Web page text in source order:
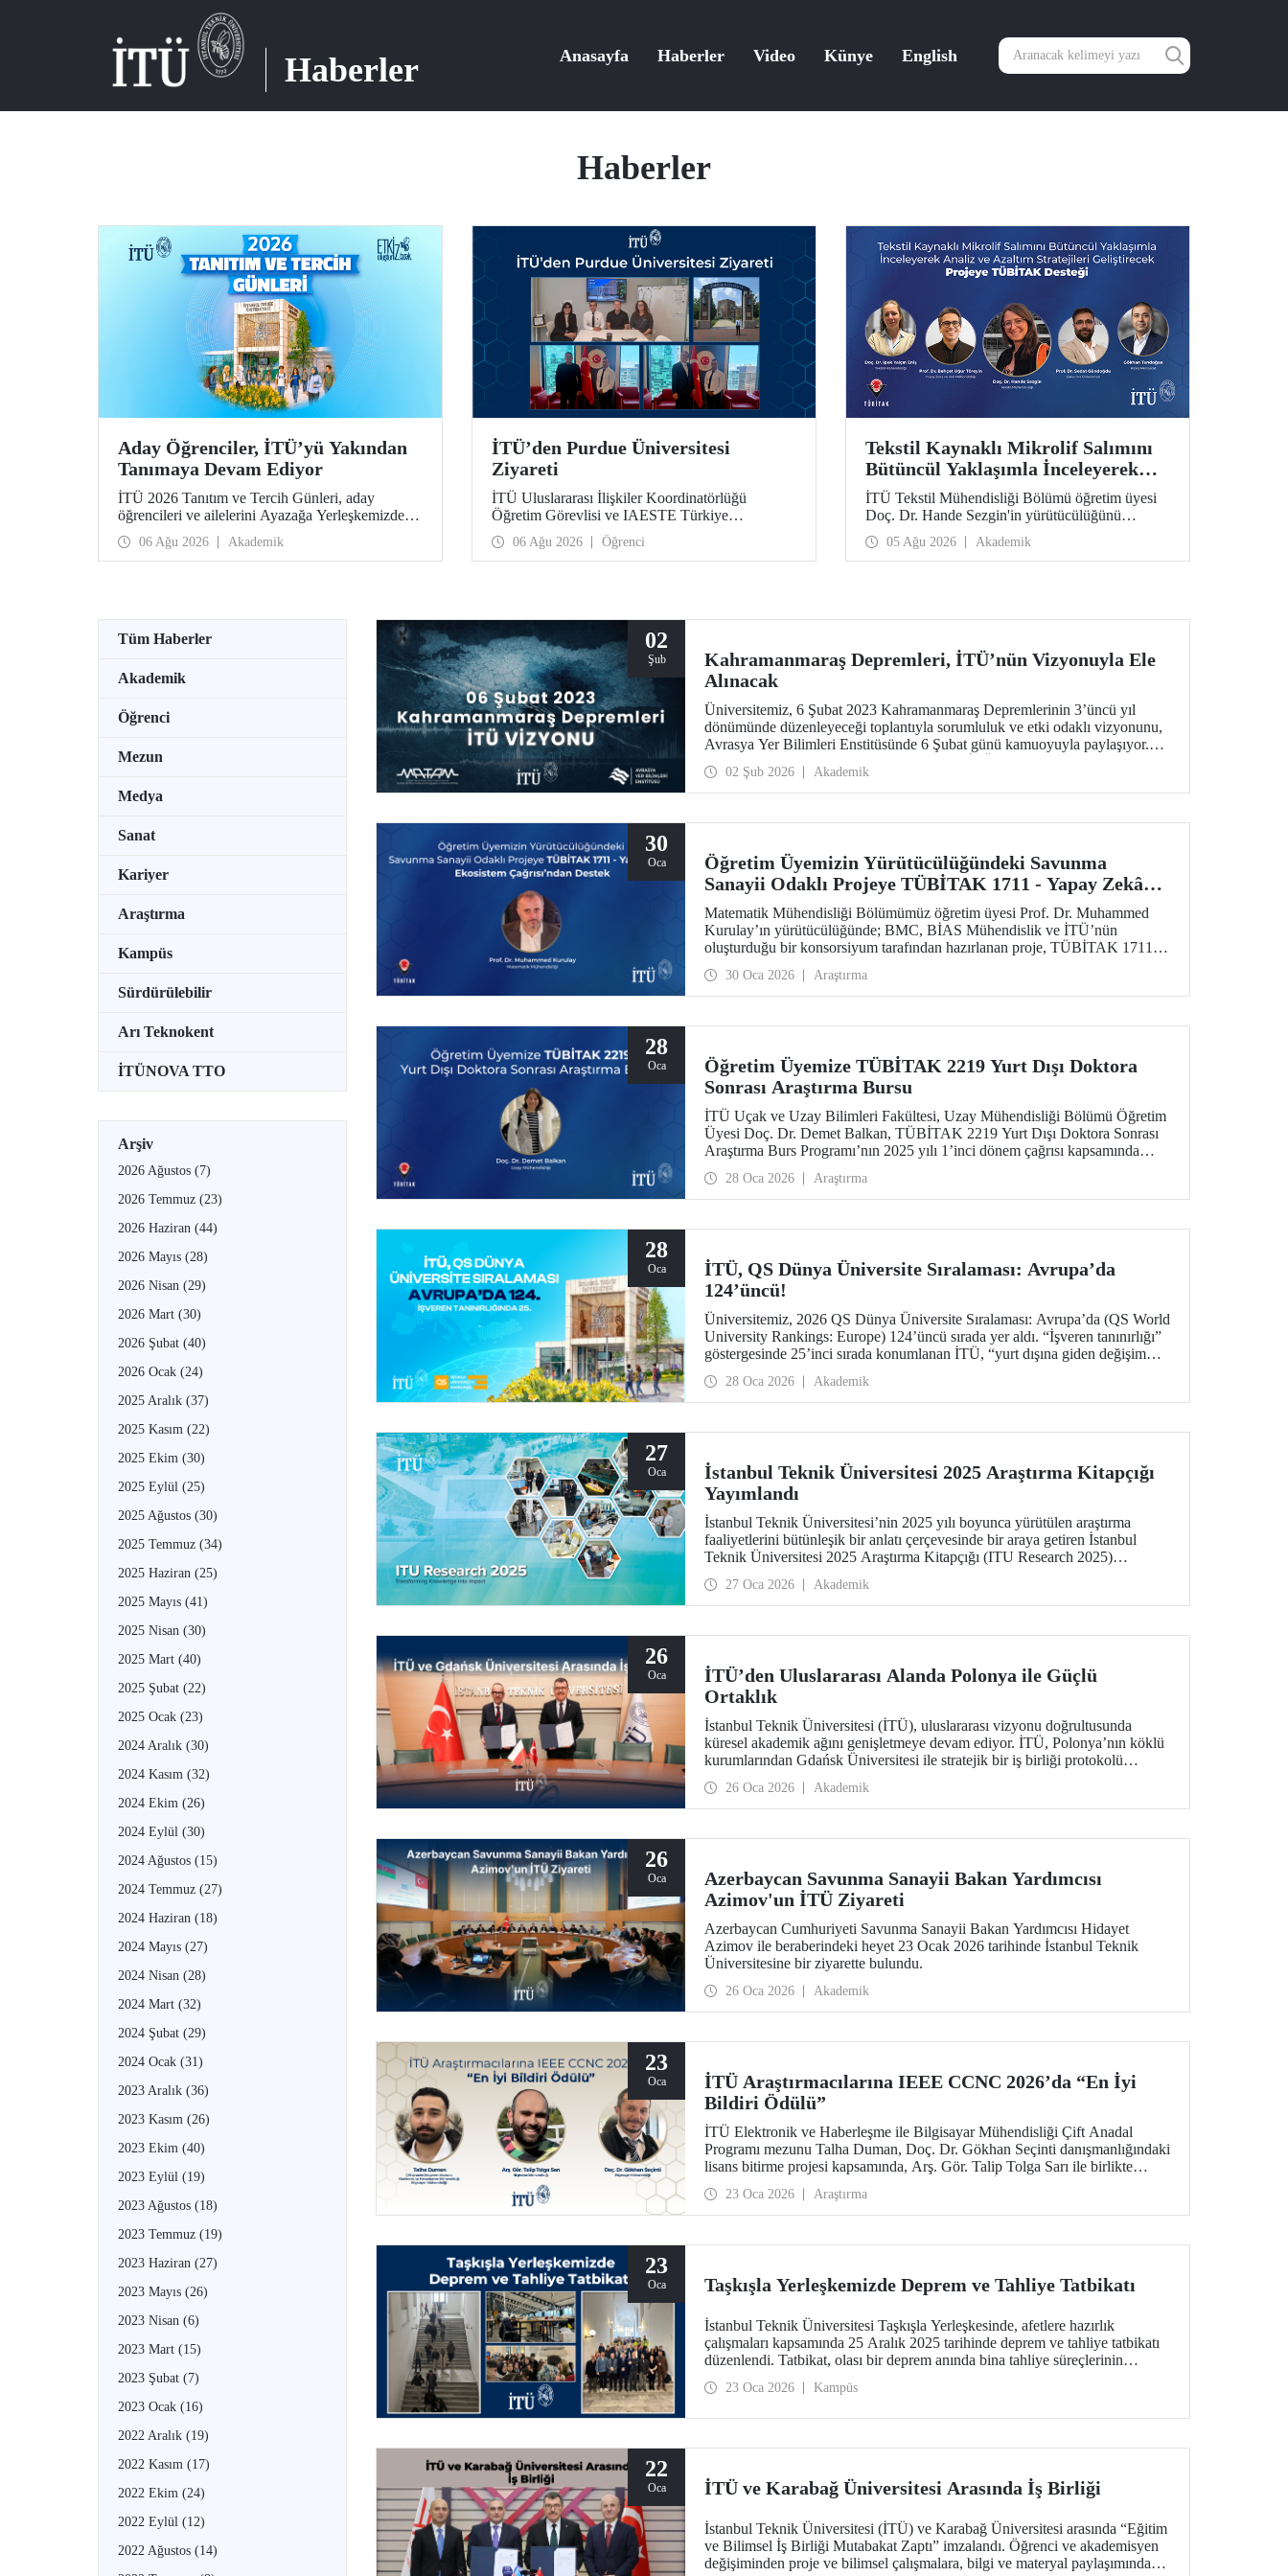
Haberler Anasayfa Haberler Video Künye English
Haberler
Aday Öğrenciler, İTÜ’yü Yakından
Tanımaya Devam Ediyor
İTÜ 2026 Tanıtım ve Tercih Günleri, aday
öğrencileri ve ailelerini Ayazağa Yerleşkemizde
ağırlamaya devam ediyor. Tanıtım ve Tercih
Günleri 7 Ağustos’ta tamamlanacak, ilgili fakülte
ve birimler adaylara bilgi vermeye devam edecek.
06 Ağu 2026 Akademik
İTÜ’den Purdue Üniversitesi
Ziyareti
İTÜ Uluslararası İlişkiler Koordinatörlüğü
Öğretim Görevlisi ve IAESTE Türkiye
Sorumlusu Cahit Okan, akademik ilişkileri ve iş
birliğini geliştirmek amacıyla 20-27 Temmuz
tarihlerinde ABD’de dünyanın önde gelen
06 Ağu 2026 Öğrenci
Tekstil Kaynaklı Mikrolif Salımını
Bütüncül Yaklaşımla İnceleyerek
Analiz ve Azaltım Stratejileri
Geliştirecek Projeye TÜBİTAK
Desteği
İTÜ Tekstil Mühendisliği Bölümü öğretim üyesi
Doç. Dr. Hande Sezgin'in yürütücülüğünü
üstlendiği “Sürdürülebilir Pamuk ve Polyester
Esaslı Tekstil Ürünlerinde Kullanım Koşullarına
Bağlı Mikrolif Salımı: Aşınma, UV Maruziyeti ve
proje, TÜBİTAK 2515 – COST Aksiyon Üyeleri
desteklenmeye hak kazandı.
05 Ağu 2026 Akademik
Tüm Haberler
Akademik
Öğrenci
Mezun
Medya
Sanat
Kariyer
Araştırma
Kampüs
Sürdürülebilir
Arı Teknokent
İTÜNOVA TTO
Arşiv
2026 Ağustos (7)
2026 Temmuz (23)
2026 Haziran (44)
2026 Mayıs (28)
2026 Nisan (29)
2026 Mart (30)
2026 Şubat (40)
2026 Ocak (24)
2025 Aralık (37)
2025 Kasım (22)
2025 Ekim (30)
2025 Eylül (25)
2025 Ağustos (30)
2025 Temmuz (34)
2025 Haziran (25)
2025 Mayıs (41)
2025 Nisan (30)
2025 Mart (40)
2025 Şubat (22)
2025 Ocak (23)
2024 Aralık (30)
2024 Kasım (32)
2024 Ekim (26)
2024 Eylül (30)
2024 Ağustos (15)
2024 Temmuz (27)
2024 Haziran (18)
2024 Mayıs (27)
2024 Nisan (28)
2024 Mart (32)
2024 Şubat (29)
2024 Ocak (31)
2023 Aralık (36)
2023 Kasım (26)
2023 Ekim (40)
2023 Eylül (19)
2023 Ağustos (18)
2023 Temmuz (19)
2023 Haziran (27)
2023 Mayıs (26)
2023 Nisan (6)
2023 Mart (15)
2023 Şubat (7)
2023 Ocak (16)
2022 Aralık (19)
2022 Kasım (17)
2022 Ekim (24)
2022 Eylül (12)
2022 Ağustos (14)
02
Şub
Kahramanmaraş Depremleri, İTÜ’nün Vizyonuyla Ele
Alınacak
Üniversitemiz, 6 Şubat 2023 Kahramanmaraş Depremlerinin 3’üncü yıl
dönümünde düzenleyeceği toplantıyla sorumluluk ve etki odaklı vizyonunu,
Avrasya Yer Bilimleri Enstitüsünde 6 Şubat günü kamuoyuyla paylaşıyor.
yaklaşımı ve yenilikçi yöntemleri kullanan bilimsel bakış açısı, fay
araştırmalarından ardışık afet tehlikelerine uzanan geniş bir yelpazede ele
02 Şub 2026 Akademik
30
Oca
Öğretim Üyemizin Yürütücülüğündeki Savunma
Sanayii Odaklı Projeye TÜBİTAK 1711 - Yapay Zekâ
Ekosistem Çağrısı’ndan Destek
Matematik Mühendisliği Bölümümüz öğretim üyesi Prof. Dr. Muhammed
Kurulay’ın yürütücülüğünde; BMC, BİAS Mühendislik ve İTÜ’nün
oluşturduğu bir konsorsiyum tarafından hazırlanan proje, TÜBİTAK 1711 -
30 Oca 2026 Araştırma
28
Oca
Öğretim Üyemize TÜBİTAK 2219 Yurt Dışı Doktora
Sonrası Araştırma Bursu
İTÜ Uçak ve Uzay Bilimleri Fakültesi, Uzay Mühendisliği Bölümü Öğretim
Üyesi Doç. Dr. Demet Balkan, TÜBİTAK 2219 Yurt Dışı Doktora Sonrası
Araştırma Burs Programı’nın 2025 yılı 1’inci dönem çağrısı kapsamında
28 Oca 2026 Araştırma
28
Oca
İTÜ, QS Dünya Üniversite Sıralaması: Avrupa’da
124’üncü!
Üniversitemiz, 2026 QS Dünya Üniversite Sıralaması: Avrupa’da (QS World
University Rankings: Europe) 124’üncü sırada yer aldı. “İşveren tanınırlığı”
göstergesinde 25’inci sırada konumlanan İTÜ, “yurt dışına giden değişim
ilerleme kaydetti.
28 Oca 2026 Akademik
27
Oca
İstanbul Teknik Üniversitesi 2025 Araştırma Kitapçığı
Yayımlandı
İstanbul Teknik Üniversitesi’nin 2025 yılı boyunca yürütülen araştırma
faaliyetlerini bütünleşik bir anlatı çerçevesinde bir araya getiren İstanbul
Teknik Üniversitesi 2025 Araştırma Kitapçığı (ITU Research 2025)
üzerinden değil; bu üretimi şekillendiren düşünsel yaklaşım, disiplinler arası
etkileşim ve toplumsal sorumluluk anlayışıyla birlikte ele alıyor.
27 Oca 2026 Akademik
26
Oca
İTÜ’den Uluslararası Alanda Polonya ile Güçlü
Ortaklık
İstanbul Teknik Üniversitesi (İTÜ), uluslararası vizyonu doğrultusunda
küresel akademik ağını genişletmeye devam ediyor. İTÜ, Polonya’nın köklü
kurumlarından Gdańsk Üniversitesi ile stratejik bir iş birliği protokolü
26 Oca 2026 Akademik
26
Oca
Azerbaycan Savunma Sanayii Bakan Yardımcısı
Azimov'un İTÜ Ziyareti
Azerbaycan Cumhuriyeti Savunma Sanayii Bakan Yardımcısı Hidayet
Azimov ile beraberindeki heyet 23 Ocak 2026 tarihinde İstanbul Teknik
Üniversitesine bir ziyarette bulundu.
26 Oca 2026 Akademik
23
Oca
İTÜ Araştırmacılarına IEEE CCNC 2026’da “En İyi
Bildiri Ödülü”
İTÜ Elektronik ve Haberleşme ile Bilgisayar Mühendisliği Çift Anadal
Programı mezunu Talha Duman, Doç. Dr. Gökhan Seçinti danışmanlığındaki
lisans bitirme projesi kapsamında, Arş. Gör. Talip Tolga Sarı ile birlikte
23 Oca 2026 Araştırma
23
Oca Taşkışla Yerleşkemizde Deprem ve Tahliye Tatbikatı
İstanbul Teknik Üniversitesi Taşkışla Yerleşkesinde, afetlere hazırlık
çalışmaları kapsamında 25 Aralık 2025 tarihinde deprem ve tahliye tatbikatı
düzenlendi. Tatbikat, olası bir deprem anında bina tahliye süreçlerinin
artırmak amacıyla gerçekleştirildi.
23 Oca 2026 Kampüs
22
Oca İTÜ ve Karabağ Üniversitesi Arasında İş Birliği
İstanbul Teknik Üniversitesi (İTÜ) ve Karabağ Üniversitesi arasında “Eğitim
ve Bilimsel İş Birliği Mutabakat Zaptı” imzalandı. Öğrenci ve akademisyen
değişiminden proje ve bilimsel çalışmalara, bilgi ve materyal paylaşımından